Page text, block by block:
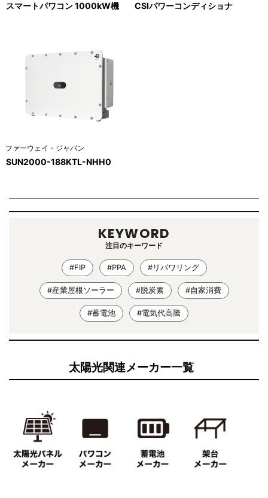
スマートパワコン 1000kW機 CSIパワーコンディショナ
ファーウェイ・ジャパン
SUN2000-188KTL-NHH0
KEYWORD
注目のキーワード
#FIP #PPA #リパワリング
#産業屋根ソーラー #脱炭素 #自家消費
#蓄電池 #電気代高騰
太陽光関連メーカー一覧